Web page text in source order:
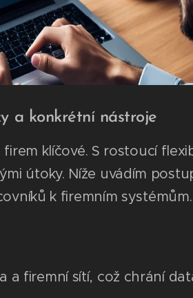
a konkrétní nástroje
klíčové. S rostoucí
útoky. Níže uvádím
k firemním systémům.
a firemní sítí, což chrání